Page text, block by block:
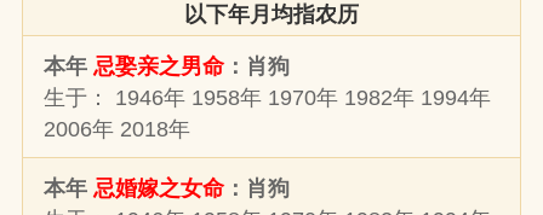
以下年月均指农历
本年 忌娶亲之男命：肖狗
生于： 1946年 1958年 1970年 1982年 1994年
2006年 2018年
本年 忌婚嫁之女命：肖狗